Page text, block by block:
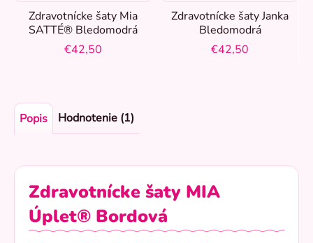
Zdravotnícke šaty Mia
SATTÉ® Bledomodrá
€42,50
Zdravotnícke šaty Janka
Bledomodrá
€42,50
Popis Hodnotenie (1)
Zdravotnícke šaty MIA
Úplet® Bordová